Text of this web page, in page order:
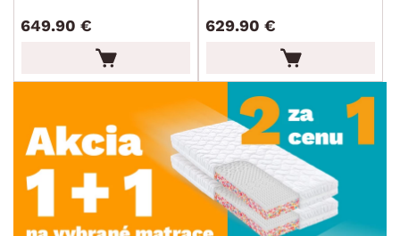
649.90 € 629.90 €